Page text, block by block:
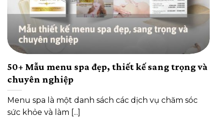
50+ Mẫu menu spa đẹp, thiết kế sang trọng và
chuyên nghiệp
Menu spa là một danh sách các dịch vụ chăm sóc
sức khỏe và làm [...]